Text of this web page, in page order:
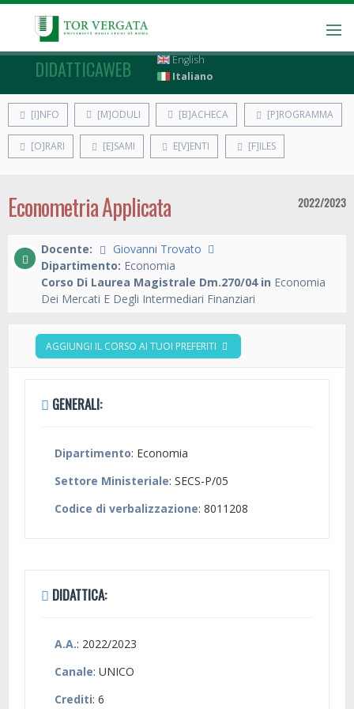
DIDATTICAWEB
English
Italiano
[I]NFO [M]ODULI [B]ACHECA [P]ROGRAMMA
[O]RARI [E]SAMI E[V]ENTI [F]ILES
Econometria Applicata 2022/2023
Docente:
Giovanni Trovato
Dipartimento: Economia
Corso Di Laurea Magistrale Dm.270/04 in Economia
Dei Mercati E Degli Intermediari Finanziari
AGGIUNGI IL CORSO AI TUOI PREFERITI
GENERALI:
Dipartimento: Economia
Settore Ministeriale: SECS-P/05
Codice di verbalizzazione: 8011208
DIDATTICA:
A.A.: 2022/2023
Canale: UNICO
Crediti: 6